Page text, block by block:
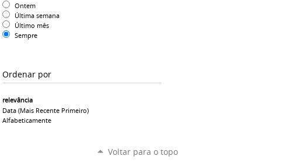
Ontem
Última semana
Último mês
Sempre
Ordenar por
relevância
Data (mais Recente Primeiro)
Alfabeticamente
Voltar para o topo